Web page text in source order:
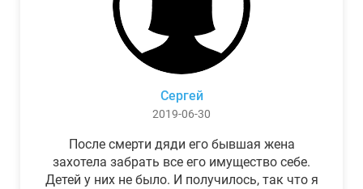
Сергей
2019-06-30
После смерти дяди его бывшая жена
захотела забрать все его имущество себе.
Детей у них не было. И получилось, так что я